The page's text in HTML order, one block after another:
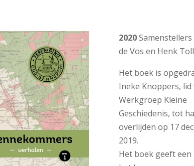
2020
de Vos en Henk
Het boek is
Ineke Knoppers, lid
Werkgroep Kleine
Geschiedenis, tot
overlijden op 17
2019.
Het boek geeft